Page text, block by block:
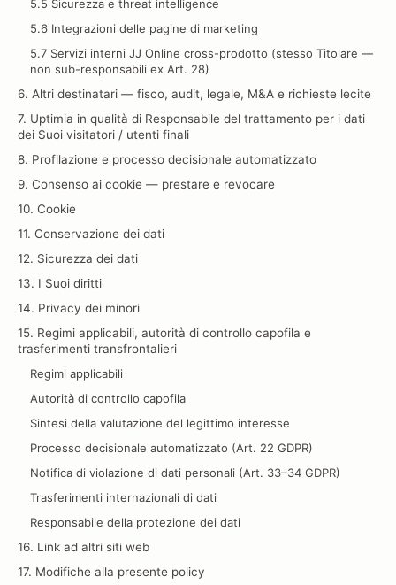
5.5 Sicurezza e threat intelligence
5.6 Integrazioni delle pagine di marketing
5.7 Servizi interni JJ Online cross-prodotto (stesso Titolare —
non sub-responsabili ex Art. 28)
6. Altri destinatari — fisco, audit, legale, M&A e richieste lecite
7. Uptimia in qualità di Responsabile del trattamento per i dati
dei Suoi visitatori / utenti finali
8. Profilazione e processo decisionale automatizzato
9. Consenso ai cookie — prestare e revocare
10. Cookie
11. Conservazione dei dati
12. Sicurezza dei dati
13. I Suoi diritti
14. Privacy dei minori
15. Regimi applicabili, autorità di controllo capofila e
trasferimenti transfrontalieri
Regimi applicabili
Autorità di controllo capofila
Sintesi della valutazione del legittimo interesse
Processo decisionale automatizzato (Art. 22 GDPR)
Notifica di violazione di dati personali (Art. 33–34 GDPR)
Trasferimenti internazionali di dati
Responsabile della protezione dei dati
16. Link ad altri siti web
17. Modifiche alla presente policy